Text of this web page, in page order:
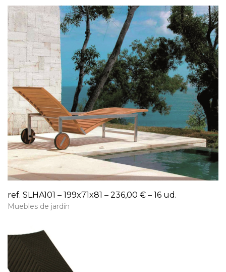
ref. SLHA101 – 199x71x81 – 236,00 € – 16 ud.
Muebles de jardín